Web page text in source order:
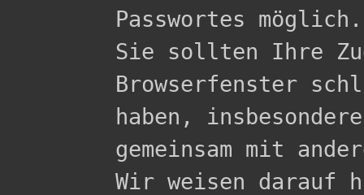
Passwortes möglich.
Sie sollten Ihre
Browserfenster
haben,
gemeinsam mit
Wir weisen darauf